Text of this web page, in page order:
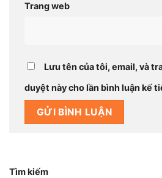
Trang web
Lưu tên của tôi, email, và
duyệt này cho lần bình luận kế
Tìm kiếm